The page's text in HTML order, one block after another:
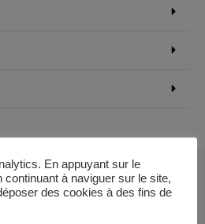
En appuyant sur le
continuant à naviguer sur le site,
des cookies à des fins de